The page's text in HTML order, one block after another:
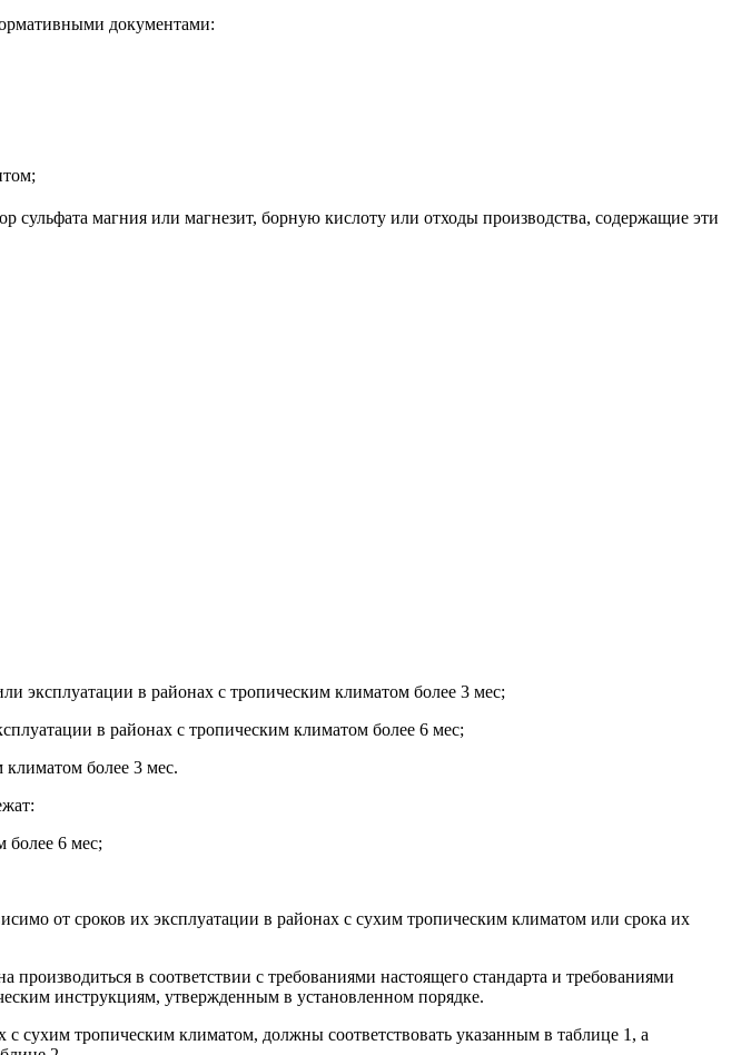
документами:
магния или магнезит, борную кислоту или отходы производства, содержащие эти
эксплуатации в районах с тропическим климатом более 3 мес;
в районах с тропическим климатом более 6 мес;
более 3 мес.
более 6 мес;
от сроков их эксплуатации в районах с сухим тропическим климатом или срока их
в соответствии с требованиями настоящего стандарта и требованиями
инструкциям, утвержденным в установленном порядке.
сухим тропическим климатом, должны соответствовать указанным в таблице 1, а